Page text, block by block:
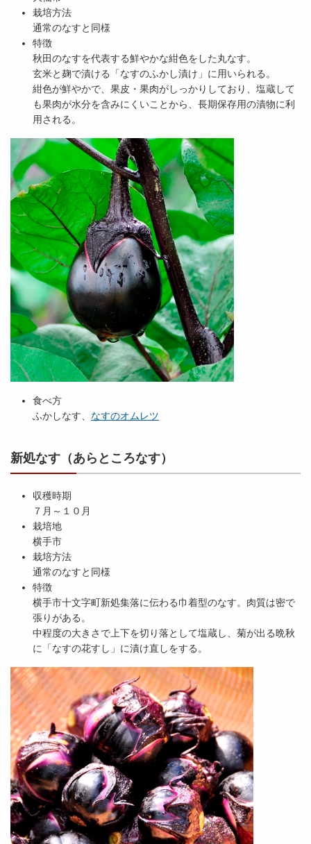
栽培方法
通常のなすと同様
特徴
秋田のなすを代表する鮮やかな紺色をした丸なす。
玄米と麹で漬ける「なすのふかし漬け」に用いられる。
紺色が鮮やかで、果皮・果肉がしっかりしており、塩蔵して
も果肉が水分を含みにくいことから、長期保存用の漬物に利
用される。
食べ方
ふかしなす、 なすのオムレツ
新処なす（あらところなす）
収穫時期
７月～１０月
栽培地
横手市
栽培方法
通常のなすと同様
特徴
横手市十文字町新処集落に伝わる巾着型のなす。肉質は密で
張りがある。
中程度の大きさで上下を切り落として塩蔵し、菊が出る晩秋
に「なすの花すし」に漬け直しをする。